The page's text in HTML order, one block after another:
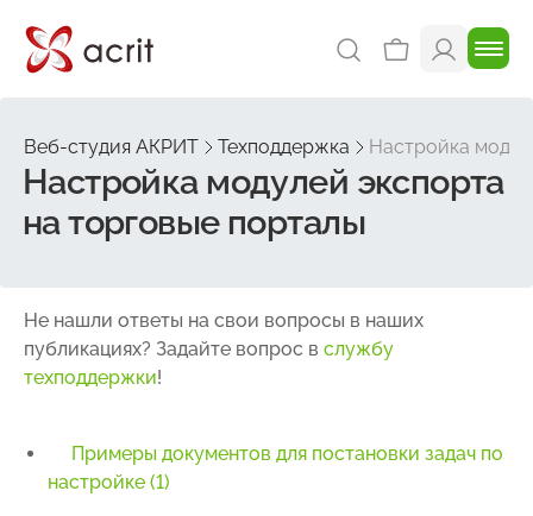
Веб-студия АКРИТ Техподдержка Настройка
Настройка модулей экспорта
на торговые порталы
Не нашли ответы на свои вопросы в наших
публикациях? Задайте вопрос в службу
техподдержки!
Примеры документов для постановки задач по
настройке (1)